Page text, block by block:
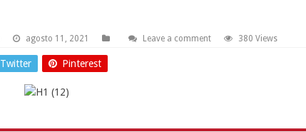
agosto 11, 2021 Leave a comment 380 Views
Twitter Pinterest